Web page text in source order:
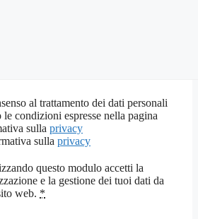
al trattamento dei dati personali
le condizioni espresse nella pagina
sulla privacy
sulla privacy
questo modulo accetti la
e la gestione dei tuoi dati da
web. *